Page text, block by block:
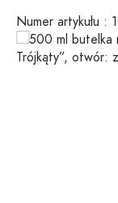
Numer artykułu :